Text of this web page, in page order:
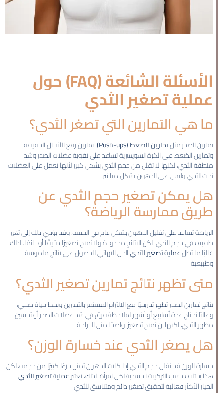
الأسئلة الشائعة (FAQ) حول
عملية تصغيرالثدي
ما هي التمارين التي تصغر الثدي؟
تمارين الصدر مثلتمارين الضغط (Push-ups)
، تمارين رفع الأثقال الخفيفة،
وتمارين الضغط على الكرة السويسرية تساعد على تقوية عضلات الصدر وشد
منطقة الثدي، لكنها لا تقلل من حجم الثدي بشكل كبير لأنها تعمل على العضلات
تحت الثدي وليس على الدهون بشكل مباشر.
هل يمكن تصغير حجم الثدي عن
طريق ممارسة الرياضة؟
الرياضة تساعد على تقليل الدهون بشكل عام في الجسم، وقد يؤدي ذلك إلى تغير
طفيف في حجم الثدي، لكن النتائج محدودة ولا تمنح تصغيرًا دقيقًا أو دائمًا. لذلك
غالبًا ما تظلعملية تصغير الثديالحل النهائي للحصول على نتائج ملموسة
وطبيعية.
متى تظهر نتائج تمارين تصغير الثدي؟
نتائج تمارين الصدر تظهر تدريجيًا مع الالتزام المستمر بالتمارين ونمط حياة صحي،
وغالبًا تحتاج عدة أسابيع أو أشهر لملاحظة فرق في شد عضلات الصدر أو تحسين
مظهر الثدي، لكنها لن تمنح تصغيرًا واضحًا مثل الجراحة.
هل يصغر الثدي عند خسارة الوزن؟
خسارة الوزن قد تقلل حجم الثدي إذا كانت الدهون تمثل جزءًا كبيرًا من حجمه، لكن
هذا يختلف حسب التركيبة الجسدية لكل امرأة. لذلك، تعتبرعملية تصغير الثدي
الخيار الأكثر فعالية لتحقيق تصغير دائم ومتناسق للثدي.